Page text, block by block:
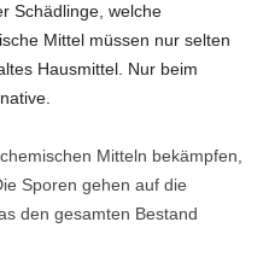
Schädlinge, welche
Mittel müssen nur selten
Hausmittel. Nur beim
Mitteln bekämpfen,
Sporen gehen auf die
den gesamten Bestand